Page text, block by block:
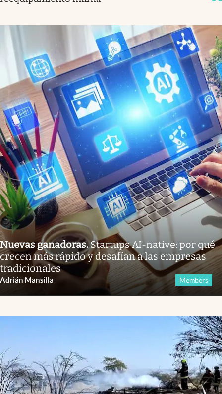
Nuevas ganadoras.Startups AI-native: por qué
crecen más rápido y desafían a las empresas
tradicionales
Adrián Mansilla Members